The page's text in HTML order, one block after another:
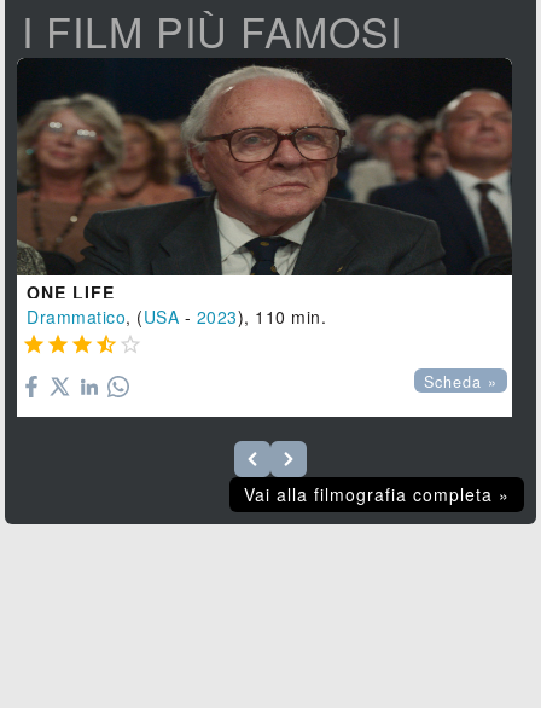
I FILM PIÙ FAMOSI
ONE LIFE
Drammatico, (USA - 2023), 110 min.
    
Scheda »
Vai alla filmografia completa »